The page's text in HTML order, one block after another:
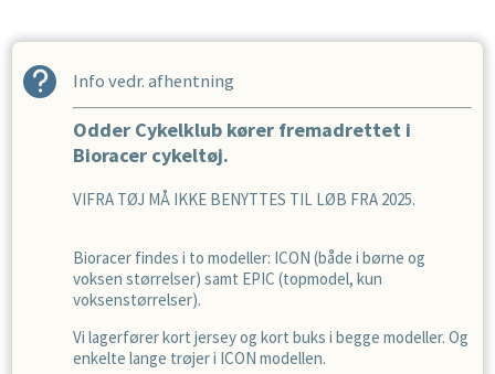
Info vedr. afhentning
Odder Cykelklub kører fremadrettet i
Bioracer cykeltøj.
VIFRA TØJ MÅ IKKE BENYTTES TIL LØB FRA 2025.
Bioracer findes i to modeller: ICON (både i børne og
voksen størrelser) samt EPIC (topmodel, kun
voksenstørrelser).
Vi lagerfører kort jersey og kort buks i begge modeller. Og
enkelte lange trøjer i ICON modellen.